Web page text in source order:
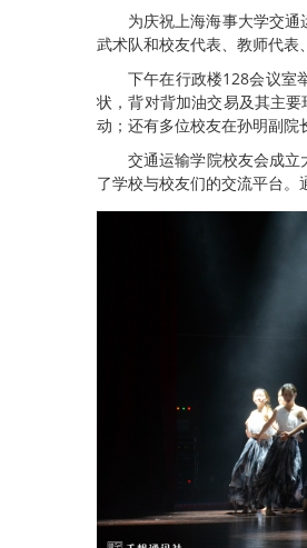
为庆祝上海海事大学交通
武术队和校友代表、教师代表
下午在行政楼128会议室
状，背对背加油交易及其主
动；还有多位校友在孙明副院
交通运输学院校友会成
了学校与校友们的交流平台。